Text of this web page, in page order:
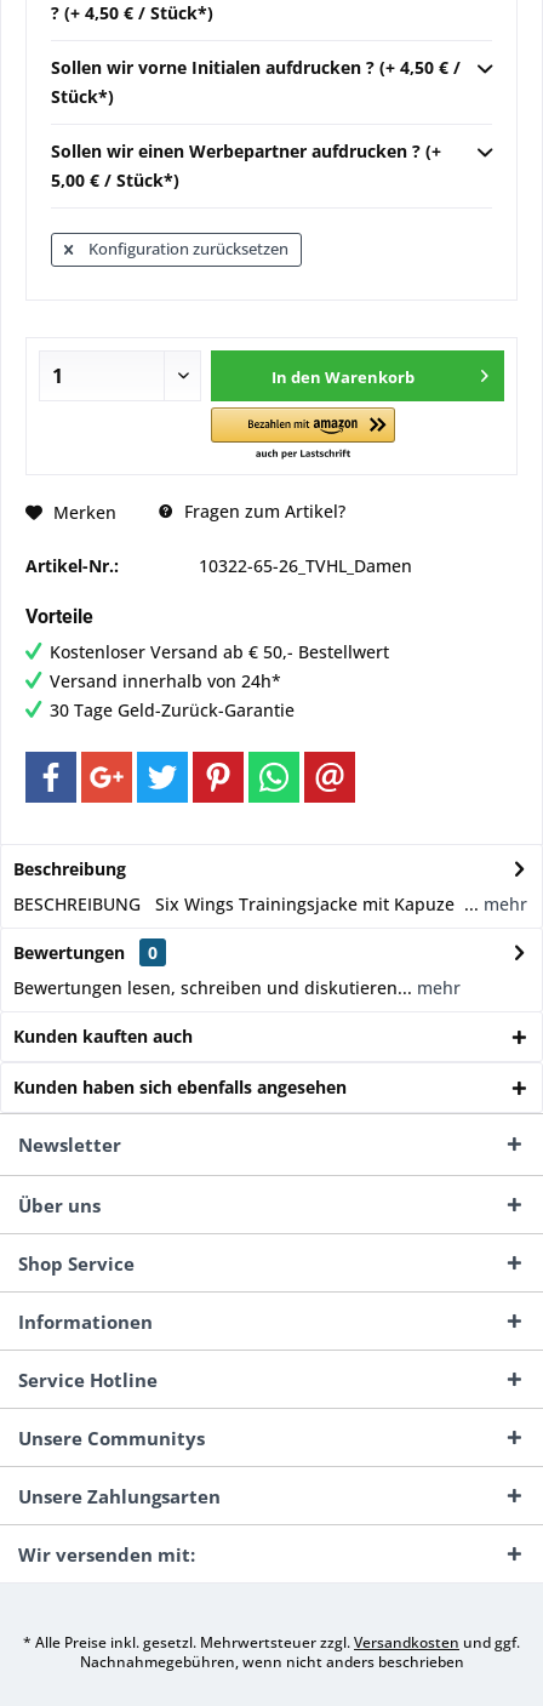
? (+ 4,50 € / Stück*)
Sollen wir vorne Initialen aufdrucken ? (+ 4,50 € /
Stück*)
Sollen wir einen Werbepartner aufdrucken ? (+
5,00 € / Stück*)
Konfiguration zurücksetzen
In den Warenkorb
Merken Fragen zum Artikel?
Artikel-Nr.: 10322-65-26_TVHL_Damen
Vorteile
Kostenloser Versand ab € 50,- Bestellwert
Versand innerhalb von 24h*
30 Tage Geld-Zurück-Garantie
Beschreibung
BESCHREIBUNG Six Wings Trainingsjacke mit Kapuze ... mehr
Bewertungen
0
Bewertungen lesen, schreiben und diskutieren... mehr
Kunden kauften auch
Kunden haben sich ebenfalls angesehen
Newsletter
Über uns
Shop Service
Informationen
Service Hotline
Unsere Communitys
Unsere Zahlungsarten
Wir versenden mit:
* Alle Preise inkl. gesetzl. Mehrwertsteuer zzgl.Versandkosten und ggf.
Nachnahmegebühren, wenn nicht anders beschrieben